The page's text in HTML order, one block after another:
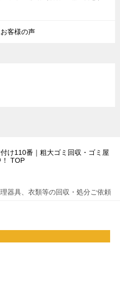
客様の声
け110番｜粗大ゴミ回収・ゴミ屋
TOP
器具、衣類等の回収・処分ご依頼